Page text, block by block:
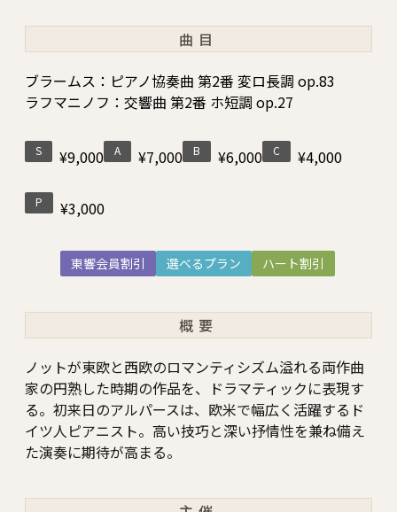
曲目
ブラームス：ピアノ協奏曲 第2番 変ロ長調 op.83
ラフマニノフ：交響曲 第2番 ホ短調 op.27
S ¥9,000 A ¥7,000 B ¥6,000 C ¥4,000
P ¥3,000
東響会員割引 選べるプラン ハート割引
概要
ノットが東欧と西欧のロマンティシズム溢れる両作曲
家の円熟した時期の作品を、ドラマティックに表現す
る。初来日のアルパースは、欧米で幅広く活躍するド
イツ人ピアニスト。高い技巧と深い抒情性を兼ね備え
た演奏に期待が高まる。